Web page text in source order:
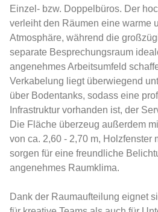
Einzel- bzw. Doppelbüros. Der
verleiht den Räumen eine warme
Atmosphäre, während die
separate Besprechungsraum
angenehmes Arbeitsumfeld
Verkabelung liegt überwiegend
über Bodentanks, sodass eine
Infrastruktur vorhanden ist, der
Die Fläche überzeug außerdem
von ca. 2,60 - 2,70 m, Holzfenster
sorgen für eine freundliche
angenehmes Raumklima.
Dank der Raumaufteilung eignet